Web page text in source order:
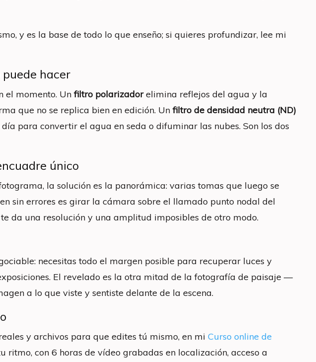
y es la base de todo lo que enseño; si quieres profundizar, lee mi
hacer
el momento. Un filtro polarizadorelimina reflejos del agua y la
que no se replica bien en edición. Un filtro de densidad neutra (ND)
para convertir el agua en seda o difuminar las nubes. Son los dos
único
la solución es la panorámica: varias tomas que luego se
sin errores es girar la cámara sobre el llamado punto nodal del
da una resolución y una amplitud imposibles de otro modo.
necesitas todo el margen posible para recuperar luces y
El revelado es la otra mitad de la fotografía de paisaje —
a lo que viste y sentiste delante de la escena.
y archivos para que edites tú mismo, en mi Curso online de
ritmo, con 6 horas de vídeo grabadas en localización, acceso a